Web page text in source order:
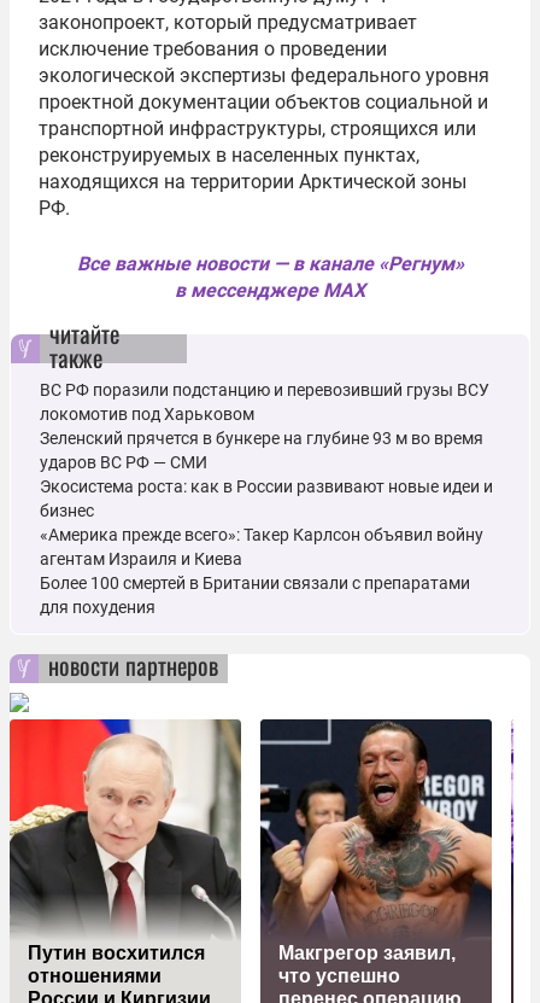
законопроект, который предусматривает
исключение требования о проведении
экологической экспертизы федерального уровня
проектной документации объектов социальной и
транспортной инфраструктуры, строящихся или
реконструируемых в населенных пунктах,
находящихся на территории Арктической зоны
РФ.
Все важные новости — в канале «Регнум»
в мессенджере MAX
читайте
также
ВС РФ поразили подстанцию и перевозивший грузы ВСУ
локомотив под Харьковом
Зеленский прячется в бункере на глубине 93 м во время
ударов ВС РФ — СМИ
Экосистема роста: как в России развивают новые идеи и
бизнес
«Америка прежде всего»: Такер Карлсон объявил войну
агентам Израиля и Киева
Более 100 смертей в Британии связали с препаратами
для похудения
новости партнеров
Путин восхитился
отношениями
Макгрегор заявил,
что успешно